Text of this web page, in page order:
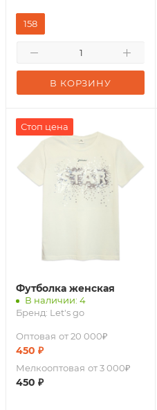
В КОРЗИНУ
158
Стоп цена
Футболка женская
В наличии: 4
Бренд: Let's go
Оптовая от 20 000₽
450 ₽
Мелкооптовая от 3 000₽
450 ₽